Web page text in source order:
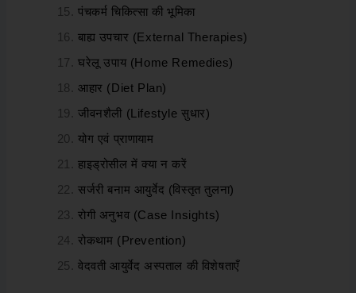
पंचकर्म चिकित्सा की भूमिका
बाह्य उपचार (External Therapies)
घरेलू उपाय (Home Remedies)
आहार (Diet Plan)
जीवनशैली (Lifestyle सुधार)
योग एवं प्राणायाम
हाइड्रोसील में क्या न करें
सर्जरी बनाम आयुर्वेद (विस्तृत तुलना)
रोगी अनुभव (Case Insights)
रोकथाम (Prevention)
वेदवती आयुर्वेद अस्पताल की विशेषताएँ